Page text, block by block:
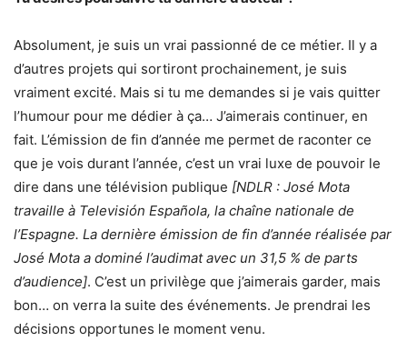
Absolument, je suis un vrai passionné de ce métier. Il y a
d’autres projets qui sortiront prochainement, je suis
vraiment excité. Mais si tu me demandes si je vais quitter
l’humour pour me dédier à ça… J’aimerais continuer, en
fait. L’émission de fin d’année me permet de raconter ce
que je vois durant l’année, c’est un vrai luxe de pouvoir le
dire dans une télévision publique [NDLR : José Mota
travaille à Televisión Española, la chaîne nationale de
l’Espagne. La dernière émission de fin d’année réalisée par
José Mota a dominé l’audimat avec un 31,5 % de parts
d’audience]. C’est un privilège que j’aimerais garder, mais
bon… on verra la suite des événements. Je prendrai les
décisions opportunes le moment venu.